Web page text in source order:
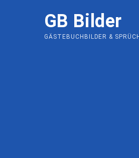
GB Bilder
GÄSTEBUCHBILDER &